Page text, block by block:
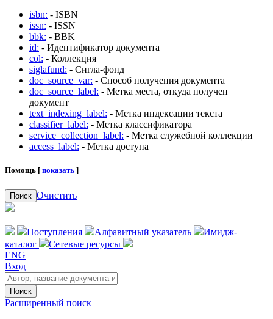
isbn: - ISBN
issn: - ISSN
bbk: - BBK
id: - Идентификатор документа
col: - Коллекция
siglafund: - Сигла-фонд
doc_source_var: - Способ получения документа
doc_source_label: - Метка места, откуда получен
документ
text_indexing_label: - Метка индексации текста
classifier_label: - Метка классификатора
service_collection_label: - Метка служебной коллекции
access_label: - Метка доступа
Помощь [ показать ]
Поиск Очистить
Поступления Алфавитный указатель
Имидж-
каталог
Сетевые ресурсы
ENG
Вход
Поиск
Расширенный поиск